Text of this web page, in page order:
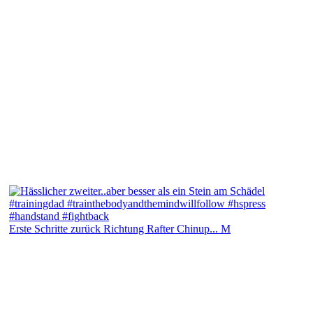
Erste Schritte zurück Richtung Rafter Chinup... M